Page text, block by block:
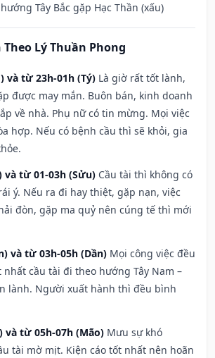
Tây Bắc gặp Hạc Thần (xấu)
Lý Thuần Phong
và từ 23h-01h (Tý) Là giờ rất tốt lành,
được may mắn. Buôn bán, kinh doanh
về nhà. Phụ nữ có tin mừng. Mọi việc
hợp. Nếu có bệnh cầu thì sẽ khỏi, gia
và từ 01-03h (Sửu) Cầu tài thì không có
ý. Nếu ra đi hay thiệt, gặp nạn, việc
đòn, gặp ma quỷ nên cúng tế thì mới
và từ 03h-05h (Dần) Mọi công việc đều
cầu tài đi theo hướng Tây Nam –
lành. Người xuất hành thì đều bình
và từ 05h-07h (Mão) Mưu sự khó
tài mờ mịt. Kiện cáo tốt nhất nên hoãn